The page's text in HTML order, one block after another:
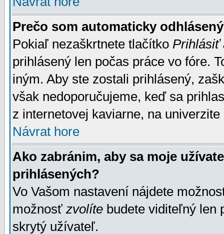
Prečo som automaticky
Pokiaľ nezaškrtnete tlačítko Prihlásiť
prihlásený len počas práce vo fóre.
iným. Aby ste zostali prihlásený,
však nedoporučujeme, keď sa
z internetovej kaviarne, na univerzite
Návrat hore
Ako zabránim, aby sa moje
prihlásených?
Vo Vašom nastavení nájdete
možnosť zvolíte budete viditeľný len
skrytý užívateľ.